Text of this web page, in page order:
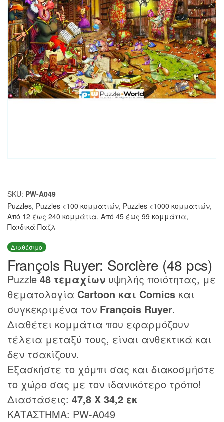
SKU: PW-A049
Puzzles, Puzzles <100 κομματιών, Puzzles <1000 κομματιών,
Από 12 έως 240 κομμάτια, Από 45 έως 99 κομμάτια,
Παιδικά Παζλ
Διαθέσιμο
François Ruyer: Sorcière (48 pcs)
Puzzle 48 τεμαχίων υψηλής ποιότητας, με
θεματολογία Cartoon και Comics και
συγκεκριμένα τον François Ruyer.
Διαθέτει κομμάτια που εφαρμόζουν
τέλεια μεταξύ τους, είναι ανθεκτικά και
δεν τσακίζουν.
Εξασκήστε το χόμπι σας και διακοσμήστε
το χώρο σας με τον ιδανικότερο τρόπο!
Διαστάσεις: 47,8 Χ 34,2 εκ
ΚΑΤΑΣΤΗΜΑ: PW-A049